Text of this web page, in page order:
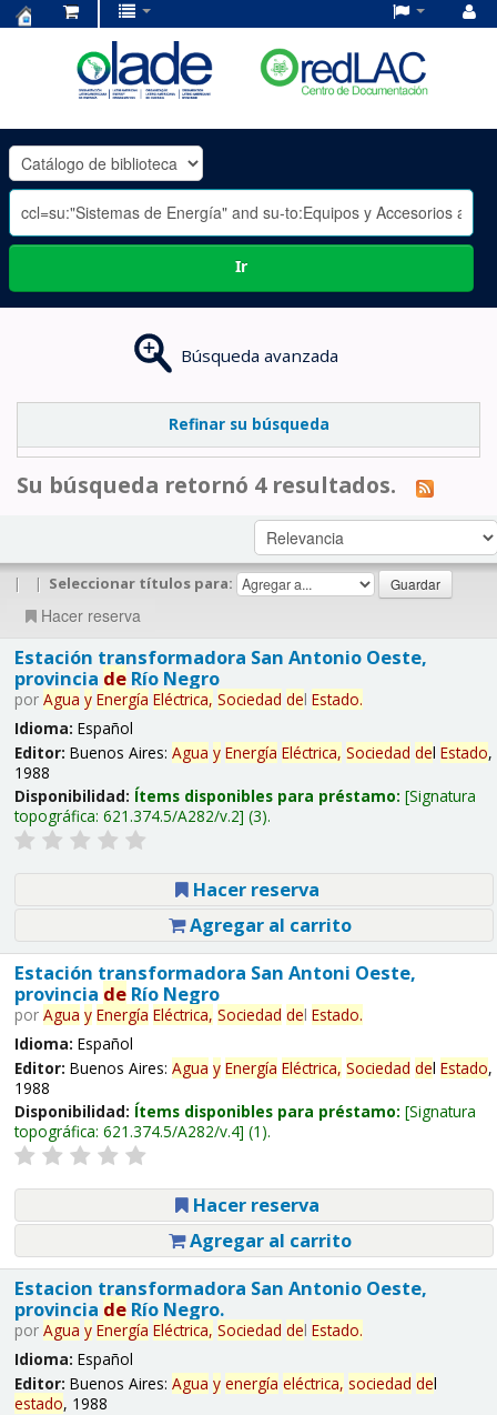
OLADE
-
Ir
Búsqueda avanzada
Refinar su búsqueda
Su búsqueda retornó 4 resultados.
| | Seleccionar títulos para:
Hacer reserva
Estación transformadora San Antonio Oeste,
provincia deRío Negro
por Agua y Energía Eléctrica, Sociedad del Estado.
Idioma: Español
Editor: Buenos Aires: Agua y Energía Eléctrica, Sociedad del Estado,
1988
Disponibilidad: Ítems disponibles para préstamo: Signatura
topográfica: 621.374.5/A282/v.2 (3).
Hacer reserva
Agregar al carrito
Estación transformadora San Antoni Oeste,
provincia deRío Negro
por Agua y Energía Eléctrica, Sociedad del Estado.
Idioma: Español
Editor: Buenos Aires: Agua y Energía Eléctrica, Sociedad del Estado,
1988
Disponibilidad: Ítems disponibles para préstamo: Signatura
topográfica: 621.374.5/A282/v.4 (1).
Hacer reserva
Agregar al carrito
Estacion transformadora San Antonio Oeste,
provincia deRío Negro.
por Agua y Energía Eléctrica, Sociedad del Estado.
Idioma: Español
Editor: Buenos Aires: Agua y energía eléctrica, sociedad del
estado, 1988